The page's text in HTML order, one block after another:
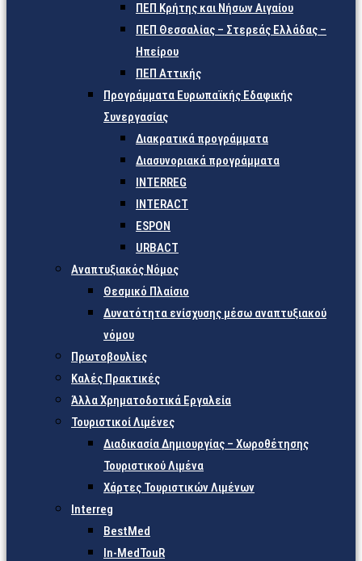
ΠΕΠ Κρήτης και Νήσων Αιγαίου
ΠΕΠ Θεσσαλίας – Στερεάς Ελλάδας –
Ηπείρου
ΠΕΠ Αττικής
Προγράμματα Ευρωπαϊκής Εδαφικής
Συνεργασίας
Διακρατικά προγράμματα
Διασυνοριακά προγράμματα
INTERREG
INTERACT
ESPON
URBACT
Αναπτυξιακός Νόμος
Θεσμικό Πλαίσιο
Δυνατότητα ενίσχυσης μέσω αναπτυξιακού
νόμου
Πρωτοβουλίες
Καλές Πρακτικές
Άλλα Χρηματοδοτικά Εργαλεία
Τουριστικοί Λιμένες
Διαδικασία Δημιουργίας – Χωροθέτησης
Τουριστικού Λιμένα
Χάρτες Τουριστικών Λιμένων
Interreg
BestMed
In-MedTouR